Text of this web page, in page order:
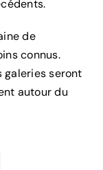
de
connus.
galeries seront
autour du